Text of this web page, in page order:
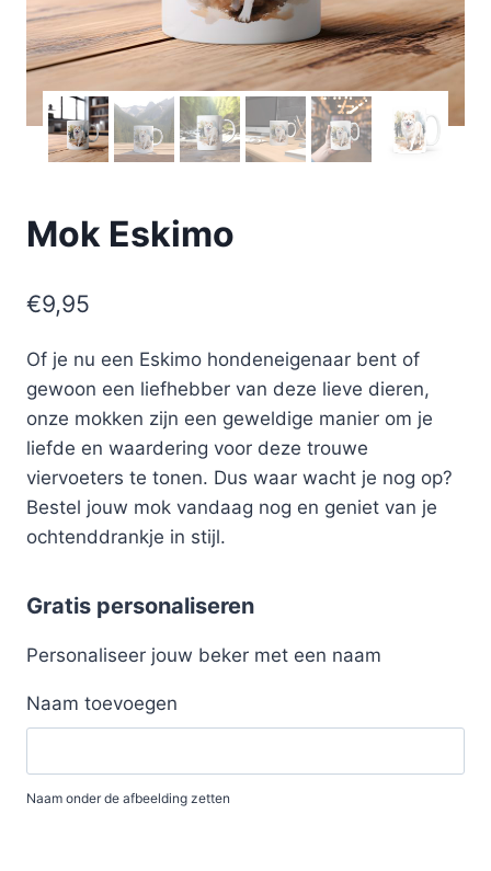
Mok Eskimo
€9,95
Of je nu een Eskimo hondeneigenaar bent of
gewoon een liefhebber van deze lieve dieren,
onze mokken zijn een geweldige manier om je
liefde en waardering voor deze trouwe
viervoeters te tonen. Dus waar wacht je nog op?
Bestel jouw mok vandaag nog en geniet van je
ochtenddrankje in stijl.
Gratis personaliseren
Personaliseer jouw beker met een naam
Naam toevoegen
Naam onder de afbeelding zetten